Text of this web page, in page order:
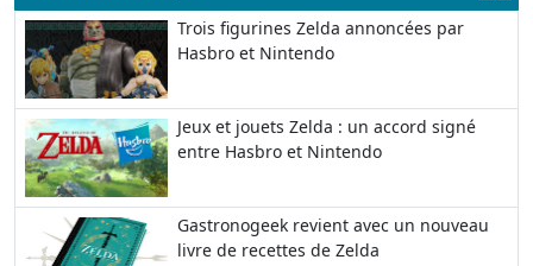
Trois figurines Zelda annoncées par
Hasbro et Nintendo
Jeux et jouets Zelda : un accord signé
entre Hasbro et Nintendo
Gastronogeek revient avec un nouveau
livre de recettes de Zelda